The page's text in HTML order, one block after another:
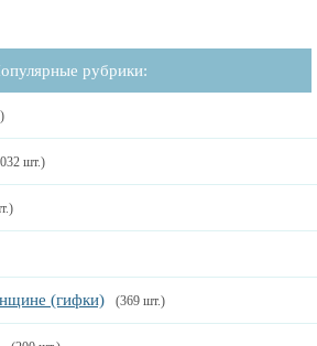
рубрики:
шт.)
(гифки) (369 шт.)